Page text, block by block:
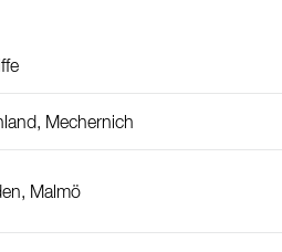
Mechernich
Malmö